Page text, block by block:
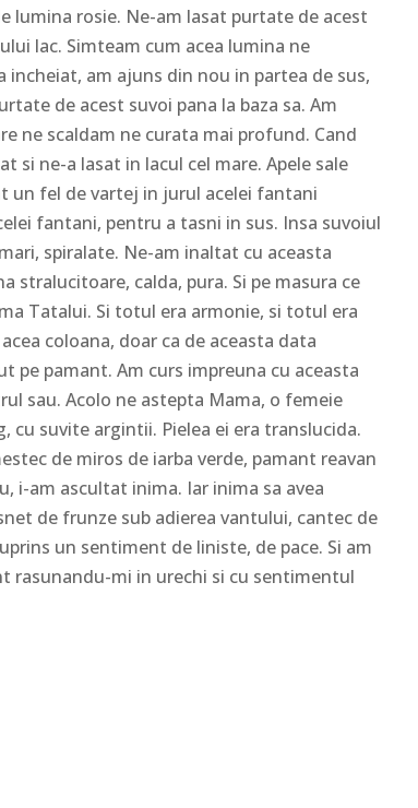
lumina rosie. Ne-am lasat purtate de acest
lac. Simteam cum acea lumina ne
am ajuns din nou in partea de sus,
de acest suvoi pana la baza sa. Am
ne scaldam ne curata mai profund. Cand
si ne-a lasat in lacul cel mare. Apele sale
un fel de vartej in jurul acelei fantani
fantani, pentru a tasni in sus. Insa suvoiul
spiralate. Ne-am inaltat cu aceasta
stralucitoare, calda, pura. Si pe masura ce
Tatalui. Si totul era armonie, si totul era
coloana, doar ca de aceasta data
pe pamant. Am curs impreuna cu aceasta
sau. Acolo ne astepta Mama, o femeie
cu suvite argintii. Pielea ei era translucida.
de miros de iarba verde, pamant reavan
i-am ascultat inima. Iar inima sa avea
de frunze sub adierea vantului, cantec de
un sentiment de liniste, de pace. Si am
rasunandu-mi in urechi si cu sentimentul